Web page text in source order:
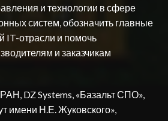
и технологии в сфере
систем, обозначить главные
IT-отрасли и помочь
и заказчикам
DZ Systems, «Базальт СПО»,
имени Н.Е. Жуковского»,